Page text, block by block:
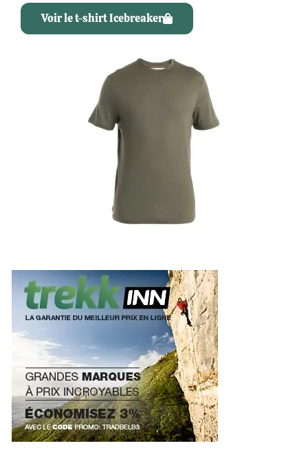
Voir le t-shirt Icebreaker